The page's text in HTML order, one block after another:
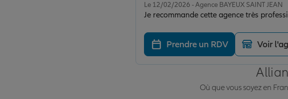
Le 12/02/2026 - Agence BAYEUX SAINT JEAN
Je recommande cette agence très
Prendre un RDV Voir
Où que vous soyez en